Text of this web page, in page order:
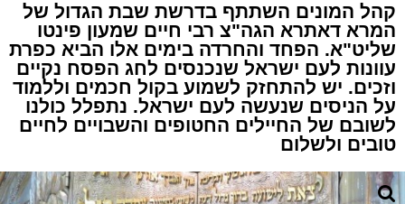
קהל המונים השתתף בדרשת שבת הגדול של
המרא דאתרא הגה"צ רבי חיים שמעון פינטו
שליט"א. הפחד והחרדה בימים אלו הביא כפרת
עוונות לעם ישראל שנכנסים לחג הפסח נקיים
וזכים. יש להתחזק לשמוע בקול חכמים וללמוד
על הניסים שנעשה לעם ישראל. נתפלל כולנו
לשובם של החיילים החטופים והשבויים לחיים
טובים ולשלום